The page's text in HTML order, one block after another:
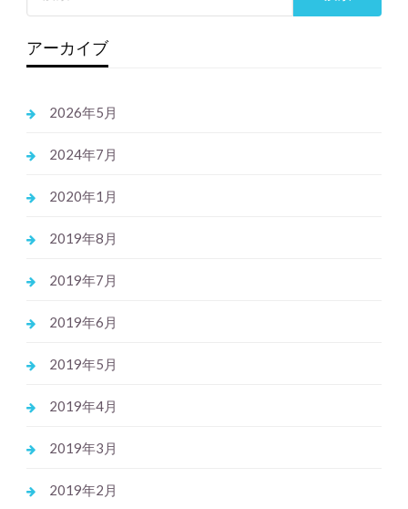
アーカイブ
2026年5月
2024年7月
2020年1月
2019年8月
2019年7月
2019年6月
2019年5月
2019年4月
2019年3月
2019年2月